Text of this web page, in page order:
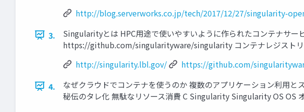
http://blog.serverworks.co.jp/tech/2017/12/27/singularity-
3.
Singularityとは HPC用途で使いやすいように作られたコンテナサ
https://github.com/singularityware/singularity コンテナレジスト
http://singularity.lbl.gov/
https://github.com/
4.
なぜクラウドでコンテナを使うのか 複数のアプリケーション利用と
秘伝のタレ化 無駄なリソース消費 C Singularity Singularity OS OS